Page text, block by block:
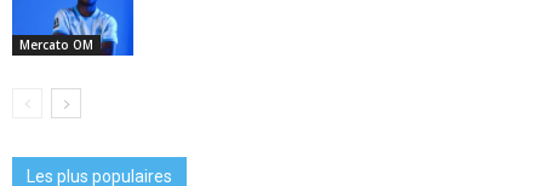
Mercato OM
Les plus populaires